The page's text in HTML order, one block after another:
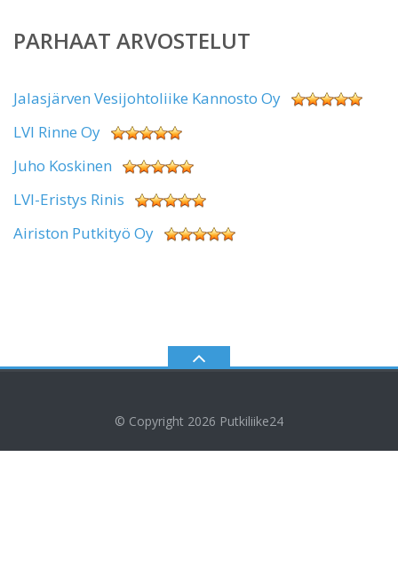
PARHAAT ARVOSTELUT
Jalasjärven Vesijohtoliike Kannosto Oy
LVI Rinne Oy
Juho Koskinen
LVI-Eristys Rinis
Airiston Putkityö Oy
© Copyright 2026 Putkiliike24